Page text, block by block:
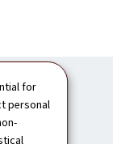
for
personal